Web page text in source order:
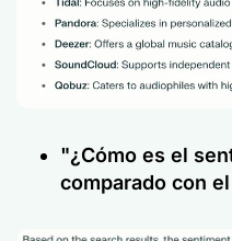
"¿Cómo es el
comparado con